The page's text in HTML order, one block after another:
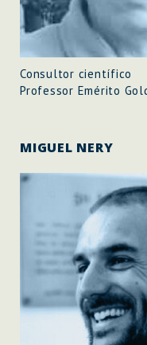
Consultor científico
Professor Emérito
MIGUEL NERY